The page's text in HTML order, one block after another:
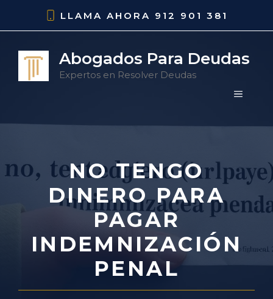
LLAMA AHORA 912 901 381
Abogados Para Deudas
Expertos en Resolver Deudas
MENÚ
NO TENGO
DINERO PARA
PAGAR
INDEMNIZACIÓN
PENAL